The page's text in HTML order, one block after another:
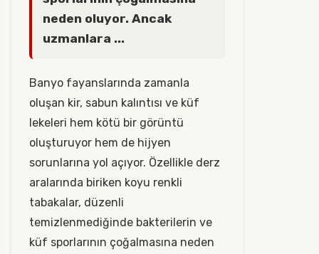
neden oluyor. Ancak
uzmanlara ...
Banyo fayanslarında zamanla
oluşan kir, sabun kalıntısı ve küf
lekeleri hem kötü bir görüntü
oluşturuyor hem de hijyen
sorunlarına yol açıyor. Özellikle derz
aralarında biriken koyu renkli
tabakalar, düzenli
temizlenmediğinde bakterilerin ve
küf sporlarının çoğalmasına neden